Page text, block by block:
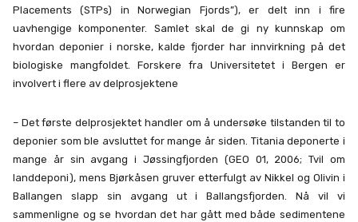
Placements (STPs) in Norwegian Fjords”), er delt inn i fire
uavhengige komponenter. Samlet skal de gi ny kunnskap om
hvordan deponier i norske, kalde fjorder har innvirkning på det
biologiske mangfoldet. Forskere fra Universitetet i Bergen er
involvert i flere av delprosjektene
– Det første delprosjektet handler om å undersøke tilstanden til to
deponier som ble avsluttet for mange år siden. Titania deponerte i
mange år sin avgang i Jøssingfjorden (GEO 01, 2006; Tvil om
landdeponi), mens Bjørkåsen gruver etterfulgt av Nikkel og Olivin i
Ballangen slapp sin avgang ut i Ballangsfjorden. Nå vil vi
sammenligne og se hvordan det har gått med både sedimentene